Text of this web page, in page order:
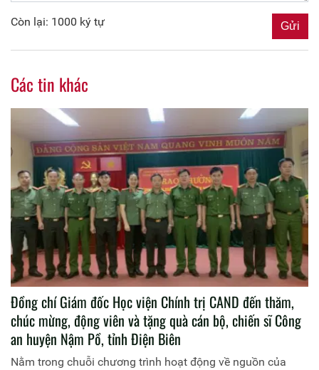
Còn lại: 1000 ký tự
Các tin khác
Đồng chí Giám đốc Học viện Chính trị CAND đến thăm,
chúc mừng, động viên và tặng quà cán bộ, chiến sĩ Công
an huyện Nậm Pồ, tỉnh Điện Biên
Nằm trong chuỗi chương trình hoạt động về nguồn của